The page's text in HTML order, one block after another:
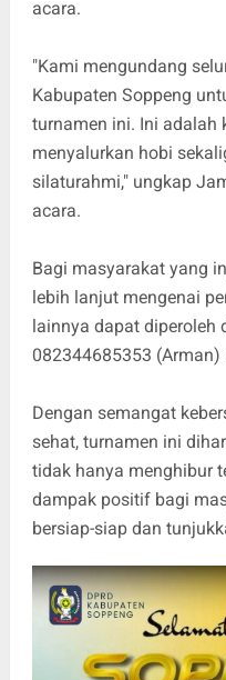
acara.
"Kami mengundang
Kabupaten Soppeng
turnamen ini. Ini adalah
menyalurkan hobi
silaturahmi," ungkap
acara.
Bagi masyarakat yang
lebih lanjut mengenai
lainnya dapat diperoleh
082344685353
Dengan semangat
sehat, turnamen ini
tidak hanya menghibur
dampak positif bagi
bersiap-siap dan